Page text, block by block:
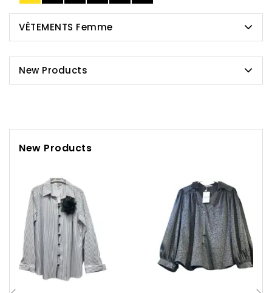
VÊTEMENTS Femme
New Products
New Products